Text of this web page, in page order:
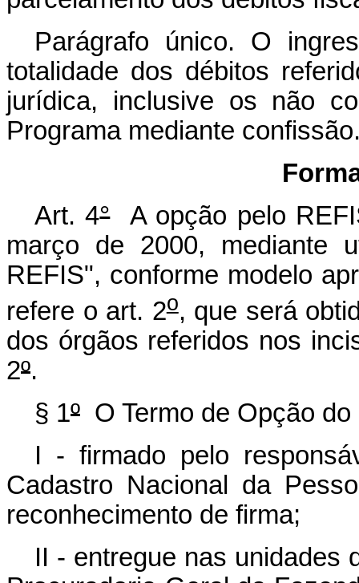
Parágrafo único. O
totalidade dos débitos
jurídica, inclusive os não
Programa mediante
Art. 4°A opção pelo
março de 2000, mediante
REFIS", conforme modelo
refere o art. 2o, que será
dos órgãos referidos nos
2º.
§ 1º O Termo de Opção
I - firmado pelo
Cadastro Nacional da
reconhecimento de firma;
II - entregue nas unidades